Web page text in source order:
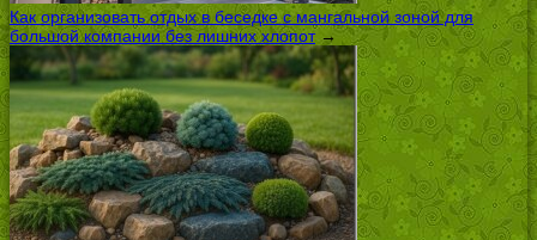
Как организовать отдых в беседке с мангальной зоной для
большой компании без лишних хлопот→